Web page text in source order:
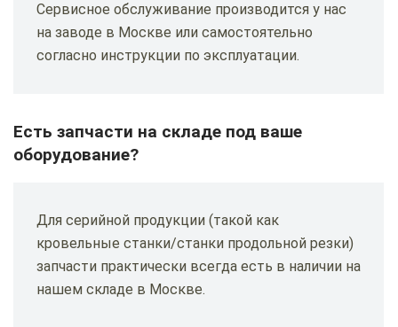
Сервисное обслуживание производится у нас
на заводе в Москве или самостоятельно
согласно инструкции по эксплуатации.
Есть запчасти на складе под ваше
оборудование?
Для серийной продукции (такой как
кровельные станки/станки продольной резки)
запчасти практически всегда есть в наличии на
нашем складе в Москве.